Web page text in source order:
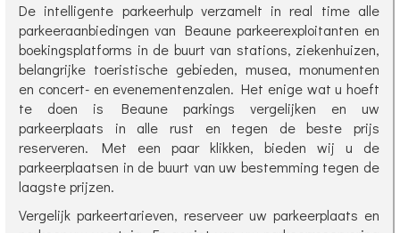
De intelligente parkeerhulp verzamelt in real time alle
parkeeraanbiedingen van Beaune parkeerexploitanten en
boekingsplatforms in de buurt van stations, ziekenhuizen,
belangrijke toeristische gebieden, musea, monumenten
en concert- en evenementenzalen. Het enige wat u hoeft
te doen is Beaune parkings vergelijken en uw
parkeerplaats in alle rust en tegen de beste prijs
reserveren. Met een paar klikken, bieden wij u de
parkeerplaatsen in de buurt van uw bestemming tegen de
laagste prijzen.
Vergelijk parkeertarieven, reserveer uw parkeerplaats en